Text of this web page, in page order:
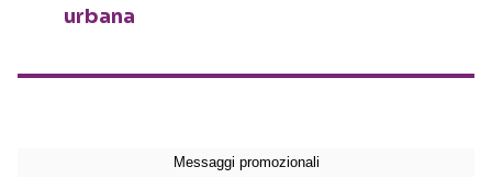
urbana